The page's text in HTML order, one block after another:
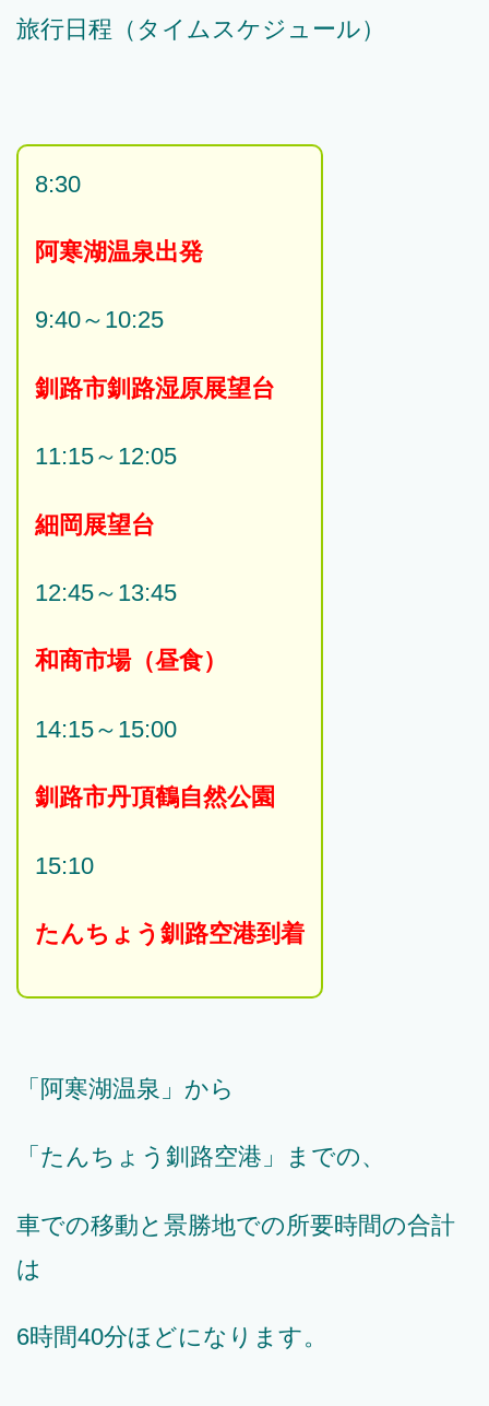
旅行日程（タイムスケジュール）
8:30
阿寒湖温泉出発
9:40～10:25
釧路市釧路湿原展望台
11:15～12:05
細岡展望台
12:45～13:45
和商市場（昼食）
14:15～15:00
釧路市丹頂鶴自然公園
15:10
たんちょう釧路空港到着
「阿寒湖温泉」から
「たんちょう釧路空港」までの、
車での移動と景勝地での所要時間の合計
は
6時間40分ほどになります。